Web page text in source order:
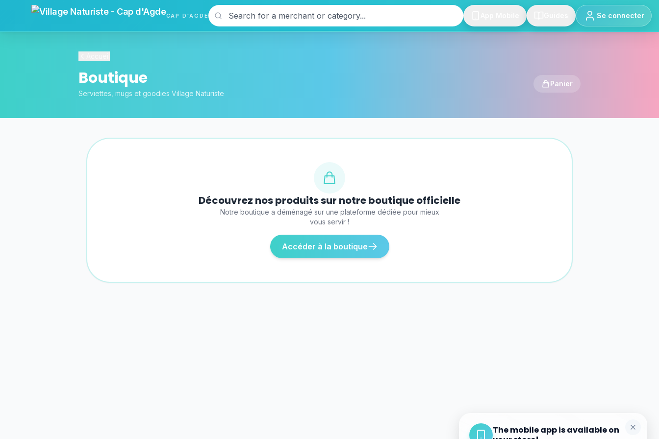
CAP D'AGDE
Village Naturiste - Cap d'Agde
Se connecter
The mobile app is available on
Boutique
Serviettes, mugs et goodies Village Naturiste
Panier
Découvrez nos produits sur notre boutique officielle
Notre boutique a déménagé sur une plateforme dédiée pour mieux
vous servir !
Accéder à la boutique